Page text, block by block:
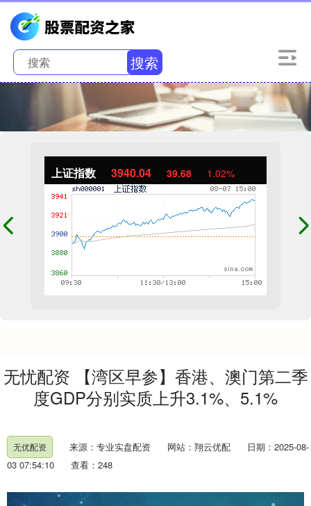
搜索
上证指数 3940.04 39.68 1.02%
无忧配资 【湾区早参】香港、澳门第二季
度GDP分别实质上升3.1%、5.1%
无优配资 来源：专业实盘配资 网站：翔云优配
日期：2025-08-
03 07:54:10
查看：248